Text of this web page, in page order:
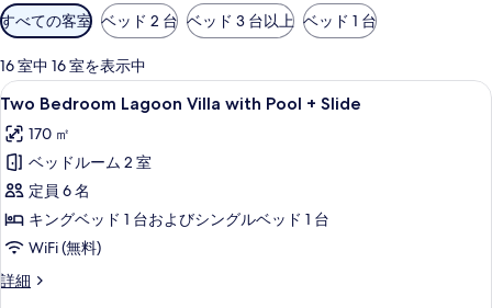
利
用
可
能
な
客
室
の
り
込
み
すべての客室 ベッド 2 台 ベッド 3 台以上 ベッド 1 台
16 室中 16 室を表示中
Two
Bedroom
Lagoon
Villa
with
Pool
+
Slide
の
エジプト綿のシーツ、高級寝具、羽
9
Two Bedroom Lagoon Villa with Pool + Slide
170 ㎡
ベッドルーム 2 室
定員 6 名
キングベッド 1 台およびシングルベッド 1 台
WiFi (無料)
詳細
Two